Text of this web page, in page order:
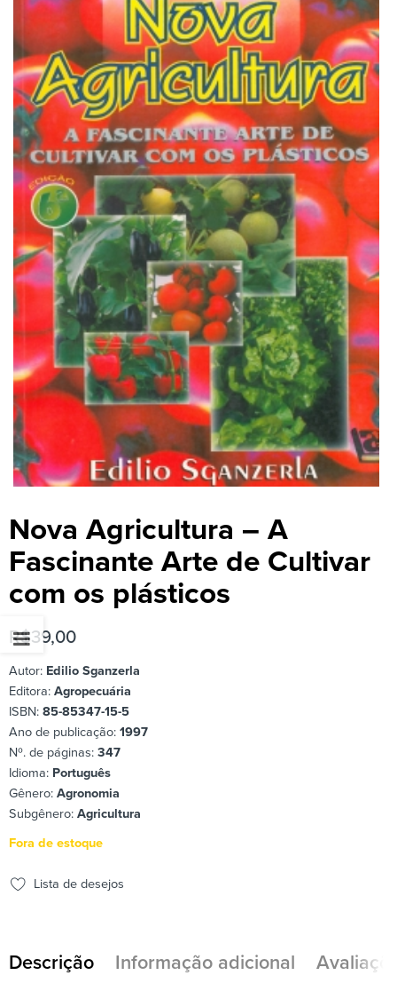
Nova Agricultura – A
Fascinante Arte de Cultivar
com os plásticos
R$39,00
Autor: Edilio Sganzerla
Editora: Agropecuária
ISBN: 85-85347-15-5
Ano de publicação: 1997
Nº. de páginas: 347
Idioma: Português
Gênero: Agronomia
Subgênero: Agricultura
Fora de estoque
Lista de desejos
Descrição Informação adicional